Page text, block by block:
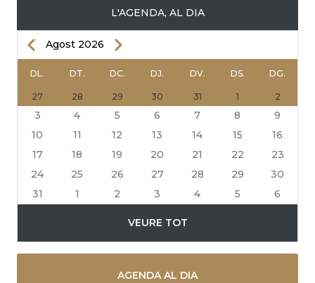
L'AGENDA, AL DIA
PAGINACIÓ
Previous
Agost 2026 Next
DL. DT. DC. DJ. DV. DS. DG.
27 28 29 30 31 1 2
3 4 5 6 7 8
9
10
11 12 13 14 15
16
17
18 19 20 21 22
23
24
25 26 27 28 29
30
31
1 2 3 4 5 6
VEURE TOT
AGENDA AL DIA